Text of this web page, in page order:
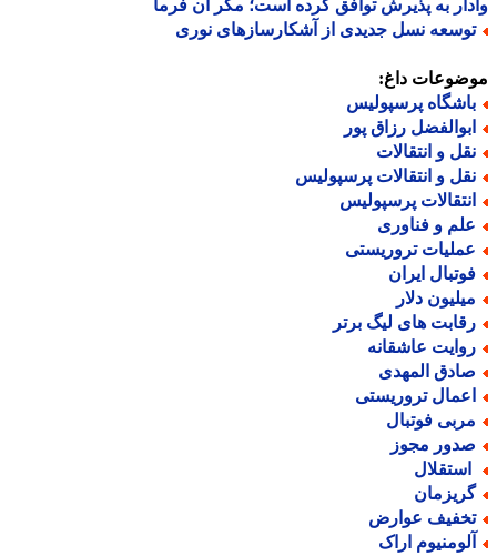
به پذیرش توافق کرده است؛ مگر آن فرما
نسل جدیدی از آشکارسازهای نوری
داغ:
پرسپولیس
رزاق پور
و انتقالات
و انتقالات پرسپولیس
پرسپولیس
و فناوری
تروریستی
ایران
دلار
های لیگ برتر
عاشقانه
المهدی
تروریستی
فوتبال
مجوز
عوارض
اراک